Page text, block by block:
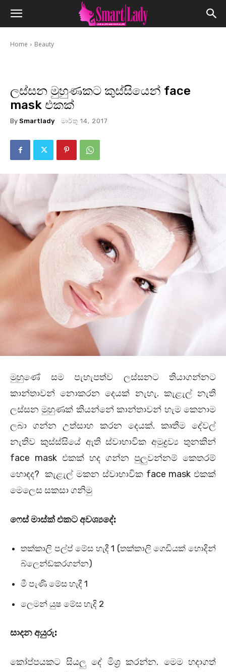
Home Beauty
ලස්සන මුහුණකට කුස්සියෙන් face
mask එකක්
By Smartlady මාර්තු 14, 2017
මුහුණේ සම පැහැපත්ව ලස්සනට තියාගන්නට
කාන්තාවන් නොකරන දෙයක් නැහැ. කැළැල් නැති
ලස්සන මුහුණක් කියන්නේ කාන්තාවන් හැම කෙනාම
ලබා ගන්න උත්සාහ කරන දෙයක්. කෘතීම දේවල්
නැතිව කුස්ස්සියේ ඇති ස්වාභාවික අමුද්‍රව්‍ය තුනකින්
face mask එකක් හද ගන්න පුලුවන්නම් කෙතරම්
හොඳද? කැළැල් මකන ස්වාභාවික face mask එකක්
මෙලෙස සකසා ගනිමු
ෆෙස් මාස්ක් එකට අවශ්‍යදේ:
තක්කාලි පල්ප් මේස හැදී 1 (තක්කාලි ගෙඩියක් හොදින්
බ්ලෙන්ඩ්කරගන්න)
මී පැණි මේස හැදී 1
ලෙමන් යුෂ මේස හැදි 2
සාදන අයුරු:
කෝප්පයකට සියලු දේ මිශ්‍ර කරන්න. මෙම හදාගත්